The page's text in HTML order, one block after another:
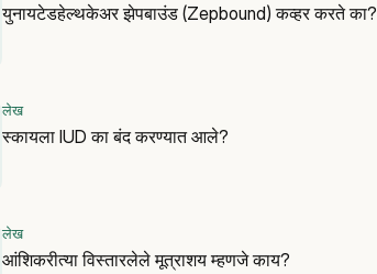
युनायटेडहेल्थकेअर झेपबाउंड (Zepbound) कव्हर करते का?
लेख
स्कायला IUD का बंद करण्यात आले?
लेख
आंशिकरीत्या विस्तारलेले मूत्राशय म्हणजे काय?